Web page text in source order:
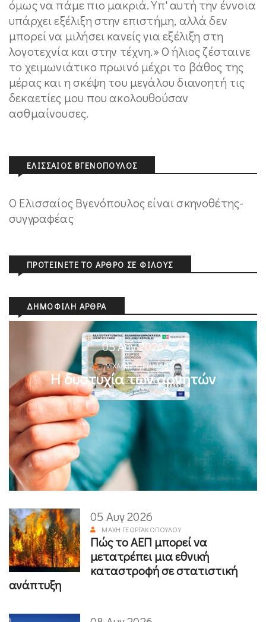
όμως να πάμε πιο μακριά. Yπ' αυτή την έννοια
υπάρχει εξέλιξη στην επιστήμη, αλλά δεν
μπορεί να μιλήσει κανείς για εξέλιξη στη
λογοτεχνία και στην τέχνη.» Ο ήλιος ζέσταινε
το χειμωνιάτικο πρωινό μέχρι το βάθος της
μέρας και η σκέψη του μεγάλου διανοητή τις
δεκαετίες μου που ακολουθούσαν
ασθμαίνουσες.
ΕΛΙΣΣΑΊΟΣ ΒΓΕΝΌΠΟΥΛΟΣ
Ο Ελισσαίος Βγενόπουλος είναι σκηνοθέτης-
συγγραφέας
ΠΡΟΤΕΊΝΕΤΕ ΤΟ ΆΡΘΡΟ ΣΕ ΦΊΛΟΥΣ
ΔΗΜΟΦΙΛΉ ΆΡΘΡΑ
05 Αυγ 2026
ΜΙΧΆΛΗΣ ΚΥΡΙΑΚΊΔΗΣ
Η δυστυχία των αρνητών
05 Αυγ 2026
ΜΆΧΗ ΓΕΩΡΓΑΚΟΠΟΎΛΟΥ
Πώς το ΑΕΠ μπορεί να
μετατρέπει μια εθνική
καταστροφή σε στατιστική
ανάπτυξη